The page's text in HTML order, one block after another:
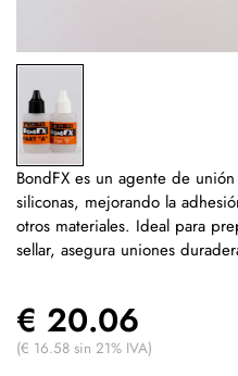
BondFX es un agente de
siliconas, mejorando la
otros materiales. Ideal para
sellar, asegura uniones
€ 20.06
(€ 16.58 sin 21% IVA)